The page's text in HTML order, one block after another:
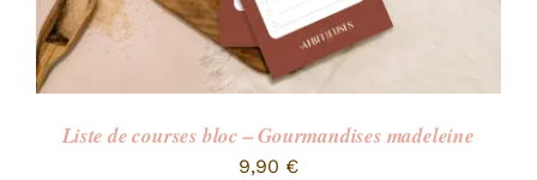
Liste de courses bloc – Gourmandises madeleine
9,90 €